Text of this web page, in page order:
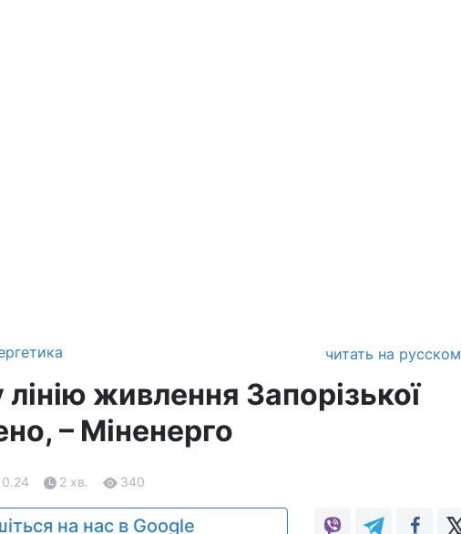
читать на русском
живлення Запорізької
– Міненерго
2 хв. 340
на нас в Google